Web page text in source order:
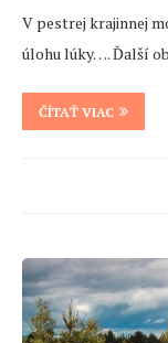
V pestrej krajinnej
úlohu lúky…. Ďalší
ČÍTAŤ VIAC